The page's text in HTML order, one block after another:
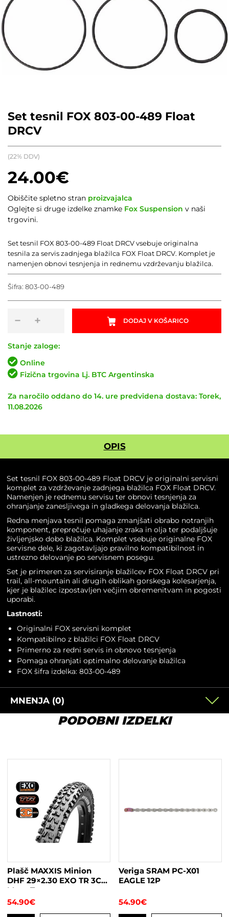
Set tesnil FOX 803-00-489 Float
DRCV
24.00€
(22% DDV)
Set tesnil FOX 803-00-489 Float DRCV vsebuje originalna
tesnila za servis zadnjega blažilca FOX Float DRCV. Komplet je
namenjen obnovi tesnjenja in rednemu vzdrževanju blažilca.
−
tesnil
803-
00-
489
Float
količina
+ DODAJ V KOŠARICO
Obiščite spletno stran proizvajalca
Oglejte si druge izdelke znamke Fox Suspension v naši
trgovini.
Šifra: 803-00-489
Stanje zaloge:
Online
Fizična trgovina Lj. BTC Argentinska
Za naročilo oddano do 14. ure predvidena dostava: Torek,
11.08.2026
OPIS
Set tesnil FOX 803-00-489 Float DRCV je originalni servisni
komplet za vzdrževanje zadnjega blažilca FOX Float DRCV.
Namenjen je rednemu servisu ter obnovi tesnjenja za
ohranjanje zanesljivega in gladkega delovanja blažilca.
Redna menjava tesnil pomaga zmanjšati obrabo notranjih
komponent, preprečuje uhajanje zraka in olja ter podaljšuje
življenjsko dobo blažilca. Komplet vsebuje originalne FOX
servisne dele, ki zagotavljajo pravilno kompatibilnost in
ustrezno delovanje po servisnem posegu.
Set je primeren za servisiranje blažilcev FOX Float DRCV pri
trail, all-mountain ali drugih oblikah gorskega kolesarjenja,
kjer je blažilec izpostavljen večjim obremenitvam in pogosti
uporabi.
Lastnosti:
Originalni FOX servisni komplet
Kompatibilno z blažilci FOX Float DRCV
Primerno za redni servis in obnovo tesnjenja
Pomaga ohranjati optimalno delovanje blažilca
FOX šifra izdelka: 803-00-489
MNENJA (0)
PODOBNI IZDELKI
Plašč MAXXIS Minion
DHF 29×2.30 EXO TR 3C
Maxx Terra
54.90€
Veriga SRAM PC-X01
EAGLE 12P
54.90€